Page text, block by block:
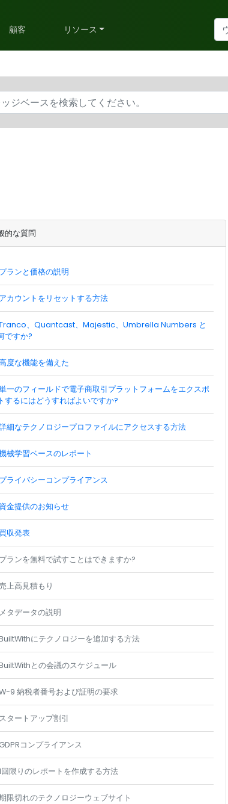
顧客 リソース
的な質問
プランと価格の説明
アカウントをリセットする方法
、Quantcast、Majestic、Umbrella Numbers と
ですか?
度な機能を備えた
一のフィールドで電子商取引プラットフォームをエクスポ
するにはどうすればよいですか?
細なテクノロジープロファイルにアクセスする方法
械学習ベースのレポート
プライバシーコンプライアンス
資金提供のお知らせ
買収発表
プランを無料で試すことはできますか?
上高見積もり
メタデータの説明
にテクノロジーを追加する方法
との会議のスケジュール
9 納税者番号および証明の要求
スタートアップ割引
GDPRコンプライアンス
回限りのレポートを作成する方法
限切れのテクノロジーウェブサイト